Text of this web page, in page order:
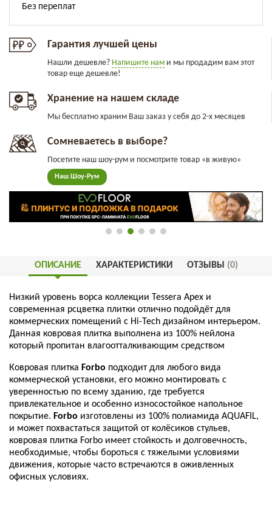
Гарантия лучшей цены
Нашли дешевле? Напишите нам и мы продадим вам этот
товар еще дешевле!
Хранение на нашем складе
Мы бесплатно храним Ваш заказ у себя до 2-х месяцев
Сомневаетесь в выборе?
Посетите наш шоу-рум и посмотрите товар «в живую»
Наш Шоу-Рум
ОПИСАНИЕ ХАРАКТЕРИСТИКИ ОТЗЫВЫ (0)
Низкий уровень ворса коллекции Tessera Apex и
современная рсцветка плитки отлично подойдёт для
коммерческих помещений с Hi-Tech дизайном интерьером.
Данная ковровая плитка выполнена из 100% нейлона
который пропитан влагоотталкивающим средством
Ковровая плитка Forbo подходит для любого вида
коммерческой установки, его можно монтировать с
уверенностью по всему зданию, где требуется
привлекательное и особенно износостойкое напольное
покрытие. Forbo изготовлены из 100% полиамида AQUAFIL,
и может похвастаться защитой от колёсиков стульев,
ковровая плитка Forbo имеет стойкость и долговечность,
необходимые, чтобы бороться с тяжелыми условиями
движения, которые часто встречаются в оживленных
офисных условиях.